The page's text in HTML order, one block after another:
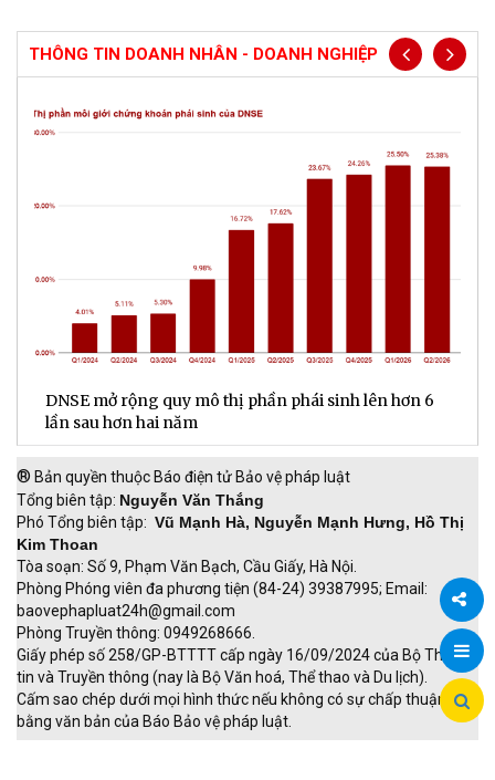
Chia
THÔNG TIN DOANH NHÂN - DOANH NGHIỆP
DNSE mở rộng quy mô thị phần phái sinh lên hơn 6
lần sau hơn hai năm
® Bản quyền thuộc Báo điện tử Bảo vệ pháp luật
Tổng biên tập: Nguyễn Văn Thắng
Phó Tổng biên tập: Vũ Mạnh Hà, Nguyễn Mạnh Hưng, Hồ Thị
Kim Thoan
Tòa soạn: Số 9, Phạm Văn Bạch, Cầu Giấy, Hà Nội.
Phòng Phóng viên đa phương tiện (84-24) 39387995; Email:
baovephapluat24h@gmail.com
Phòng Truyền thông: 0949268666.
Giấy phép số 258/GP-BTTTT cấp ngày 16/09/2024 của Bộ Thông
tin và Truyền thông (nay là Bộ Văn hoá, Thể thao và Du lịch).
Cấm sao chép dưới mọi hình thức nếu không có sự chấp thuận
bằng văn bản của Báo Bảo vệ pháp luật.